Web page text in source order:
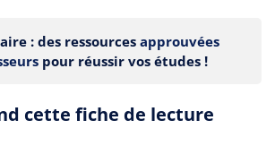
: des ressources approuvées
pour réussir vos études !
cette fiche de lecture